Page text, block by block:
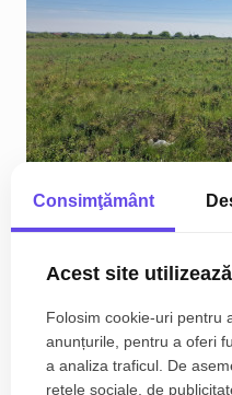
Teren de 5000 mp de
Exterior Vest
Consimţământ
Acest site
Folosim cookie-uri pentru
anunțurile, pentru a oferi
a analiza traficul. De
rețele sociale, de